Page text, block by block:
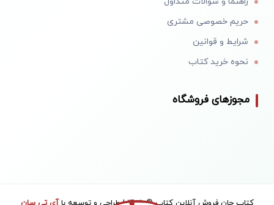
حریم خصوصی مشتری
شرایط و قوانین
نحوه خرید کتاب
مجوزهای فروشگاه